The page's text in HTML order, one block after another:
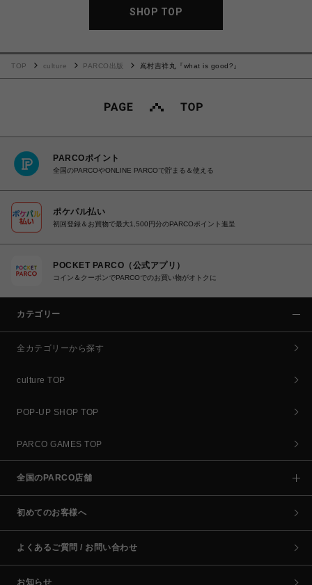
SHOP TOP
TOP culture PARCO出版 嶌村吉祥丸『what is good?』
PARCOポイント
全国のPARCOやONLINE PARCOで貯まる＆使える
ポケパル払い
初回登録＆お買物で最大1,500円分のPARCOポイント進呈
POCKET PARCO（公式アプリ）
コイン＆クーポンでPARCOでのお買い物がオトクに
カテゴリー
全カテゴリーから探す
culture TOP
POP-UP SHOP TOP
PARCO GAMES TOP
全国のPARCO店舗
初めてのお客様へ
よくあるご質問 / お問い合わせ
お知らせ